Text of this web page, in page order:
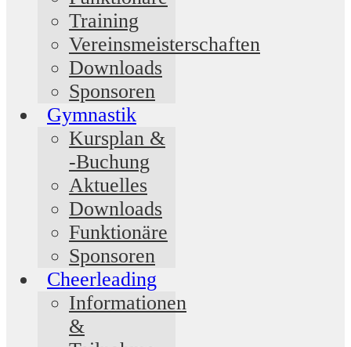
Training
Vereinsmeisterschaften
Downloads
Sponsoren
Gymnastik
Kursplan &
-Buchung
Aktuelles
Downloads
Funktionäre
Sponsoren
Cheerleading
Informationen
&